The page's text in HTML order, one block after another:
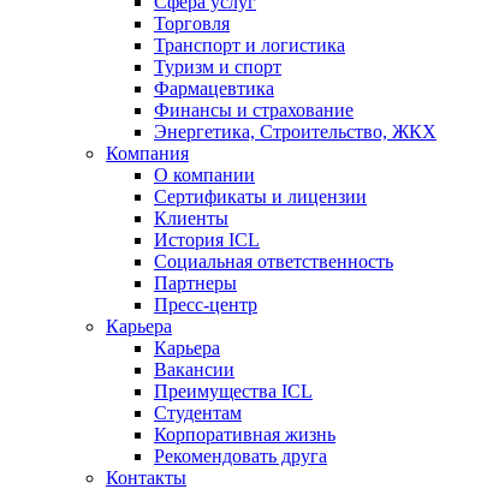
Торговля
Транспорт и логистика
Туризм и спорт
Фармацевтика
Финансы и страхование
Энергетика, Строительство, ЖКХ
Компания
О компании
Сертификаты и лицензии
Клиенты
История ICL
Социальная ответственность
Партнеры
Пресс-центр
Карьера
Карьера
Вакансии
Преимущества ICL
Студентам
Корпоративная жизнь
Рекомендовать друга
Контакты